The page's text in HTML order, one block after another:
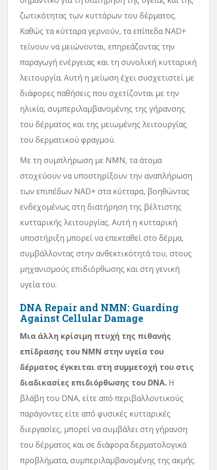
ζωτικότητας των κυττάρων του δέρματος.
Καθώς τα κύτταρα γερνούν, τα επίπεδα NAD+
τείνουν να μειώνονται, επηρεάζοντας την
παραγωγή ενέργειας και τη συνολική κυτταρική
λειτουργία. Αυτή η μείωση έχει συσχετιστεί με
διάφορες παθήσεις που σχετίζονται με την
ηλικία, συμπεριλαμβανομένης της γήρανσης
του δέρματος και της μειωμένης λειτουργίας
του δερματικού φραγμού.
Με τη συμπλήρωση με NMN, τα άτομα
στοχεύουν να υποστηρίξουν την αναπλήρωση
των επιπέδων NAD+ στα κύτταρα, βοηθώντας
ενδεχομένως στη διατήρηση της βέλτιστης
κυτταρικής λειτουργίας. Αυτή η κυτταρική
υποστήριξη μπορεί να επεκταθεί στο δέρμα,
συμβάλλοντας στην ανθεκτικότητά του, στους
μηχανισμούς επιδιόρθωσης και στη γενική
υγεία του.
DNA Repair and NMN: Guarding
Against Cellular Damage
Μια άλλη κρίσιμη πτυχή της πιθανής
επίδρασης του NMN στην υγεία του
δέρματος έγκειται στη συμμετοχή του στις
διαδικασίες επιδιόρθωσης του DNA. Η
βλάβη του DNA, είτε από περιβαλλοντικούς
παράγοντες είτε από φυσικές κυτταρικές
διεργασίες, μπορεί να συμβάλει στη γήρανση
του δέρματος και σε διάφορα δερματολογικά
προβλήματα, συμπεριλαμβανομένης της ακμής.